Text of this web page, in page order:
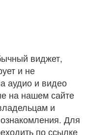
виджет,
и не
аудио и видео
на нашем сайте
и
Для
по ссылке